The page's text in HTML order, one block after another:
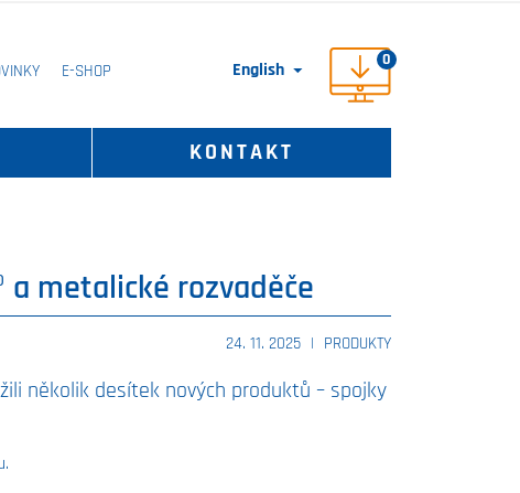
E-SHOP English 
0
KONTAKT
a metalické rozvaděče
24. 11. 2025 | PRODUKTY
několik desítek nových produktů – spojky